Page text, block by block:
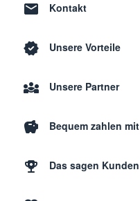
Kontakt
Unsere Vorteile
Unsere Partner
Bequem zahlen mit
Das sagen Kunden